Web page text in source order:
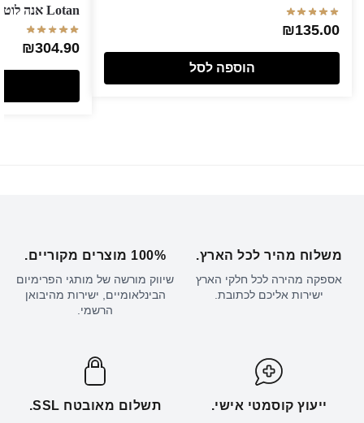
₪135.00
הוספה לסל
Lotan אנה לוטן
₪304.90
משלוח מהיר לכל הארץ.
אספקה מהירה לכל חלקי הארץ
ישירות אליכם לכתובת.
100% מוצרים מקוריים.
שיווק מורשה של מותגי הפרימיום
הבינלאומיים, ישירות מהיבואן
הרשמי.
ייעוץ קוסמטי אישי. תשלום מאובטח SSL.